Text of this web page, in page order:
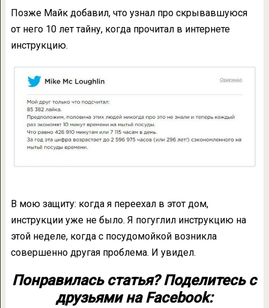
Позже Майк добавил, что узнал про скрывавшуюся
от него 10 лет тайну, когда прочитал в интернете
инструкцию.
В мою защиту: когда я переехал в этот дом,
инструкции уже не было. Я погуглил инструкцию на
этой неделе, когда с посудомойкой возникла
совершенно другая проблема. И увидел.
Понравилась статья? Поделитесь с
друзьями на Facebook: